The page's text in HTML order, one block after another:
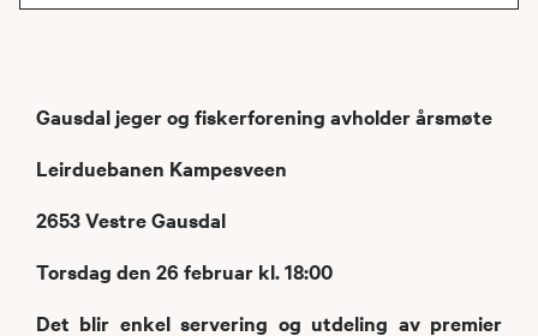
Gausdal jeger og fiskerforening avholder årsmøte
Leirduebanen Kampesveen
2653 Vestre Gausdal
Torsdag den 26 februar kl. 18:00
Det blir enkel servering og utdeling av premier